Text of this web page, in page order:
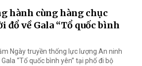
hành cùng hàng chục
về Gala “Tổ quốc bình
Ngày truyền thống lực lượng An ninh
“Tổ quốc bình yên” tại phố đi bộ